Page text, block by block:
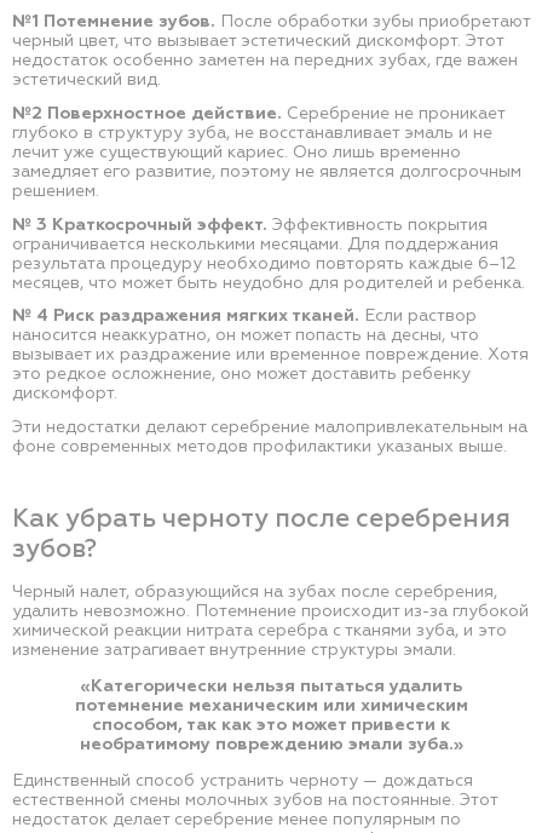
№1 Потемнение зубов. После обработки зубы приобретают
черный цвет, что вызывает эстетический дискомфорт. Этот
недостаток особенно заметен на передних зубах, где важен
эстетический вид.
№2 Поверхностное действие. Серебрение не проникает
глубоко в структуру зуба, не восстанавливает эмаль и не
лечит уже существующий кариес. Оно лишь временно
замедляет его развитие, поэтому не является долгосрочным
решением.
№ 3 Краткосрочный эффект. Эффективность покрытия
ограничивается несколькими месяцами. Для поддержания
результата процедуру необходимо повторять каждые 6–12
месяцев, что может быть неудобно для родителей и ребенка.
№ 4 Риск раздражения мягких тканей. Если раствор
наносится неаккуратно, он может попасть на десны, что
вызывает их раздражение или временное повреждение. Хотя
это редкое осложнение, оно может доставить ребенку
дискомфорт.
Эти недостатки делают серебрение малопривлекательным на
фоне современных методов профилактики указаных выше.
Как убрать черноту после серебрения
зубов?
Черный налет, образующийся на зубах после серебрения,
удалить невозможно. Потемнение происходит из-за глубокой
химической реакции нитрата серебра с тканями зуба, и это
изменение затрагивает внутренние структуры эмали.
«Категорически нельзя пытаться удалить
потемнение механическим или химическим
способом, так как это может привести к
необратимому повреждению эмали зуба.»
Единственный способ устранить черноту — дождаться
естественной смены молочных зубов на постоянные. Этот
недостаток делает серебрение менее популярным по